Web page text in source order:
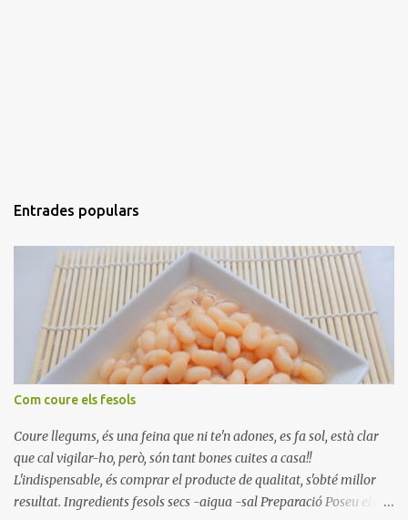
Entrades populars
Com coure els fesols
Coure llegums, és una feina que ni te'n adones, es fa sol, està clar
que cal vigilar-ho, però, són tant bones cuites a casa!!
L'indispensable, és comprar el producte de qualitat, s'obté millor
resultat. Ingredients fesols secs -aigua -sal Preparació Poseu els